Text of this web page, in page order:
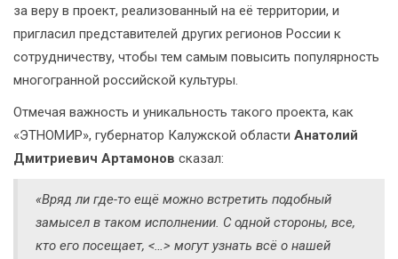
за веру в проект, реализованный на её территории, и
пригласил представителей других регионов России к
сотрудничеству, чтобы тем самым повысить популярность
многогранной российской культуры.
Отмечая важность и уникальность такого проекта, как
«ЭТНОМИР», губернатор Калужской области Анатолий
Дмитриевич Артамонов сказал:
«Вряд ли где-то ещё можно встретить подобный
замысел в таком исполнении. С одной стороны, все,
кто его посещает, <…> могут узнать всё о нашей